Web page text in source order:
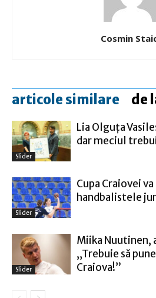
Cosmin
articole similare de
Slider
Lia Olguţa
dar meciul
Slider
Cupa Craiovei
handbalistele
Slider
Miika Nuutinen,
„Trebuie să
Craiova!”